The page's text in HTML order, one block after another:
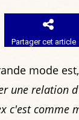
Partager cet article
mode
une relation
c'est comme